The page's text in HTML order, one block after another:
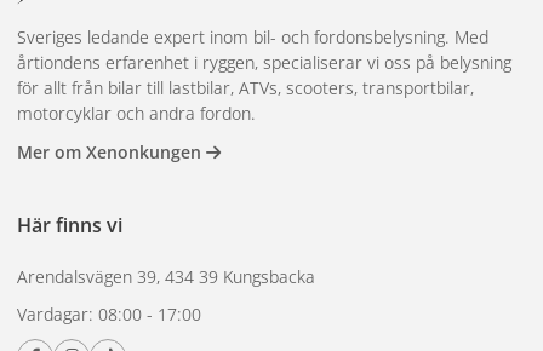
Sveriges ledande expert inom bil- och fordonsbelysning. Med
årtiondens erfarenhet i ryggen, specialiserar vi oss på belysning
för allt från bilar till lastbilar, ATVs, scooters, transportbilar,
motorcyklar och andra fordon.
Mer om Xenonkungen
Här finns vi
Arendalsvägen 39, 434 39 Kungsbacka
Vardagar: 08:00 - 17:00